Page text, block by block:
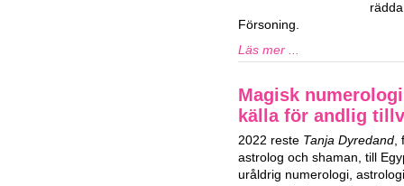
Försoning.
Läs mer ...
Magisk
källa för andlig
2022 reste Tanja Dyredand,
astrolog och shaman, till
uråldrig numerologi,